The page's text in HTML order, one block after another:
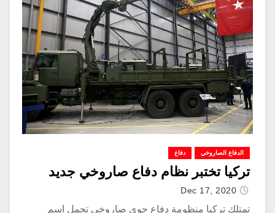
الدفاع الصاروخي دفاع
تركيا تختبر نظام دفاع صاروخي جديد
Dec 17, 2020
تمتلك تركيا منظومة دفاع جوي صاروخي تحمل اسم